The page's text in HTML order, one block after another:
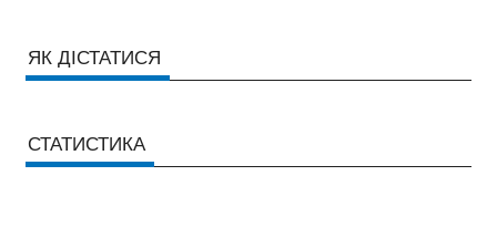
ЯК ДІСТАТИСЯ
СТАТИСТИКА